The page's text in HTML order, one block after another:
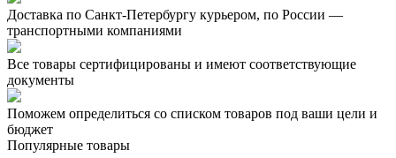
Доставка по Санкт-Петербургу курьером, по России —
транспортными компаниями
Все товары сертифицированы и имеют соответствующие
документы
Поможем определиться со списком товаров под ваши цели и
бюджет
Популярные товары